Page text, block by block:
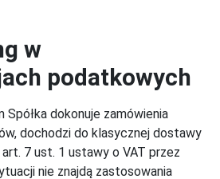
w
podatkowych
Spółka dokonuje zamówienia
dochodzi do klasycznej dostawy
7 ust. 1 ustawy o VAT przez
nie znajdą zastosowania